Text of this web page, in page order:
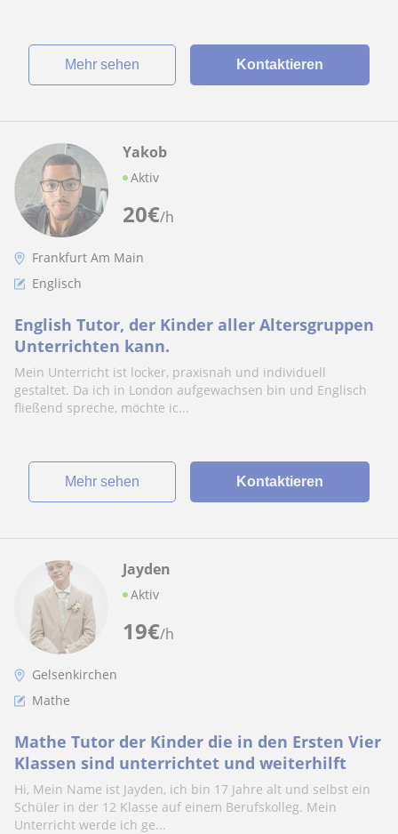
Mehr sehen Kontaktieren
20€/h
Yakob
Aktiv
Frankfurt Am Main
Englisch
English Tutor, der Kinder aller Altersgruppen
Unterrichten kann.
Mein Unterricht ist locker, praxisnah und individuell
gestaltet. Da ich in London aufgewachsen bin und Englisch
fließend spreche, möchte ic...
Mehr sehen Kontaktieren
19€/h
Jayden
Aktiv
Gelsenkirchen
Mathe
Mathe Tutor der Kinder die in den Ersten Vier
Klassen sind unterrichtet und weiterhilft
Hi, Mein Name ist Jayden, ich bin 17 Jahre alt und selbst ein
Schüler in der 12 Klasse auf einem Berufskolleg. Mein
Unterricht werde ich ge...